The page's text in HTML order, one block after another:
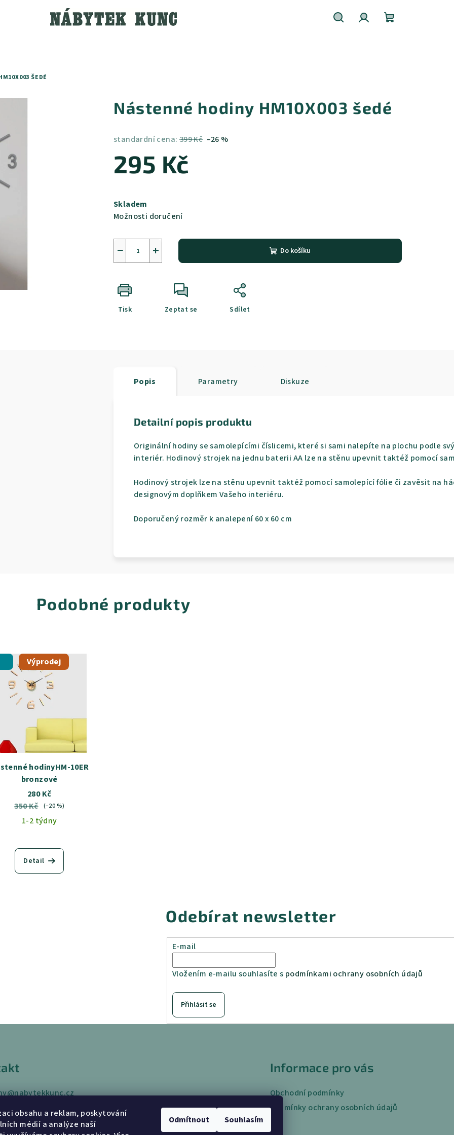
obsahu a reklam, poskytování
médií a analýze naší
Odmítnout Souhlasím
ŠEDÉ
Nástenné hodiny HM10X003 šedé
standardní cena: 399 Kč –26 %
295 Kč
cena:
Skladem
Možnosti doručení
+
− Do košíku
Tisk Zeptat se Sdílet
Popis Parametry Diskuze
Detailní popis produktu
Originální hodiny se samolepícími číslicemi, které si sami nalepíte na plochu podle
interiér. Hodinový strojek na jednu baterii AA lze na stěnu upevnit taktéž pomocí
Hodinový strojek lze na stěnu upevnit taktéž pomocí samolepící fólie či zavěsit na
designovým doplňkem Vašeho interiéru.
Doporučený rozměr k analepení 60 x 60 cm
Podobné produkty
Výprodej
hodinyHM-10ER
bronzové
280 Kč
350 Kč
(–20 %)
1-2 týdny
Detail
Odebírat newsletter
E-mail
Vložením e-mailu souhlasíte s podmínkami ochrany osobních údajů
Přihlásit se
@nabytekkunc.cz
Informace pro vás
Obchodní podmínky
Podmínky ochrany osobních údajů